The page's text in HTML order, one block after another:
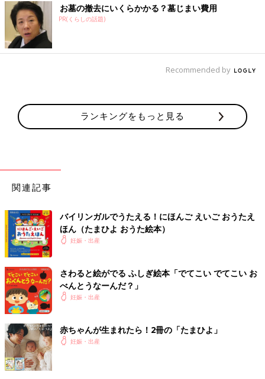
お墓の撤去にいくらかかる？墓じまい費用
PR(くらしの話題)
Recommended by
ランキングをもっと見る
関連記事
バイリンガルでうたえる！にほんご えいご おうたえ
ほん（たまひよ おうた絵本）
妊娠・出産
さわると絵がでる ふしぎ絵本「でてこい でてこい お
べんとうなーんだ？」
妊娠・出産
赤ちゃんが生まれたら！2冊の「たまひよ」
妊娠・出産